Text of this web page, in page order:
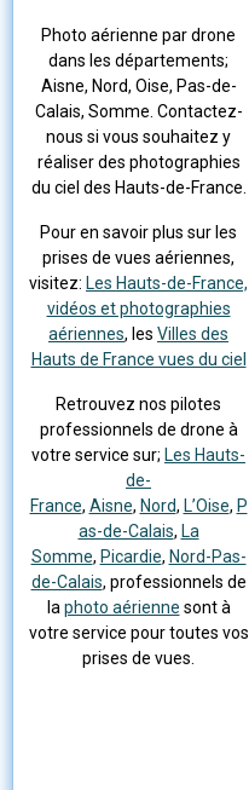
Photo aérienne par drone
dans les départements;
Aisne, Nord, Oise, Pas-de-
Calais, Somme. Contactez-
nous si vous souhaitez y
réaliser des photographies
du ciel des Hauts-de-France.
Pour en savoir plus sur les
prises de vues aériennes,
visitez: Les Hauts-de-France,
vidéos et photographies
aériennes, les Villes des
Hauts de France vues du ciel
Retrouvez nos pilotes
professionnels de drone à
votre service sur; Les Hauts-
de-
France, Aisne, Nord, L’Oise, P
as-de-Calais, La
Somme, Picardie, Nord-Pas-
de-Calais, professionnels de
la photo aérienne sont à
votre service pour toutes vos
prises de vues.